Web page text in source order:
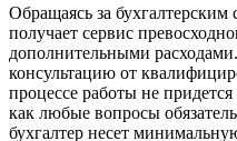
Обращаясь за
получает сервис
дополнительными
консультацию от
процессе работы не
как любые вопросы
бухгалтер несет